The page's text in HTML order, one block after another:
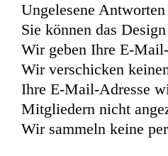
Ungelesene
Sie können das
Wir geben Ihre E-
Wir verschicken
Ihre E-Mail-Adresse
Mitgliedern nicht
Wir sammeln keine